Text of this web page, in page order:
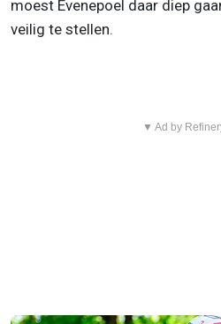
moest Evenepoel daar diep
veilig te stellen.
▼ Ad by